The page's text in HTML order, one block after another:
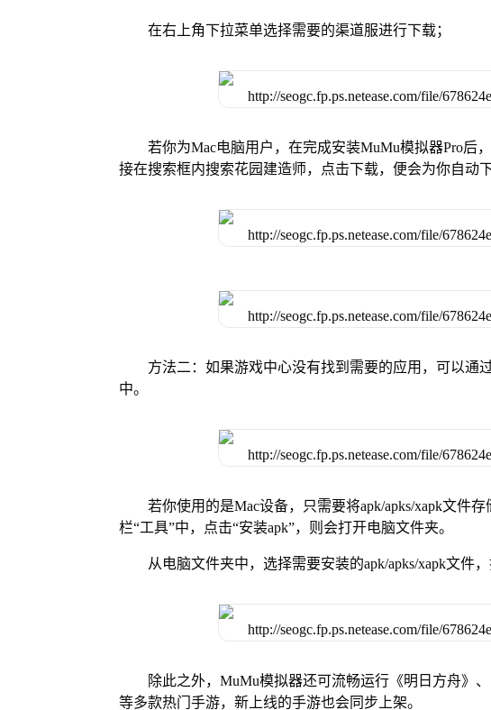
在右上角下拉菜单选择需要的渠道服进行下载；
若你为Mac电脑用户，在完成安装MuMu模拟器Pro后
接在搜索框内搜索花园建造师，点击下载，便会为你自动
方法二：如果游戏中心没有找到需要的应用，可以通
中。
若你使用的是Mac设备，只需要将apk/apks/xapk文件
栏“工具”中，点击“安装apk”，则会打开电脑文件夹。
从电脑文件夹中，选择需要安装的apk/apks/xapk文件
除此之外，MuMu模拟器还可流畅运行《明日方舟》
等多款热门手游，新上线的手游也会同步上架。